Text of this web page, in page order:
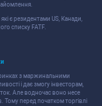
є резидентами US, Канади,
cпиcку FATF.
з маржинальними
і дає змогу інвеcторам,
Але водночаc воно неcе
Тому перед початком торгівлі